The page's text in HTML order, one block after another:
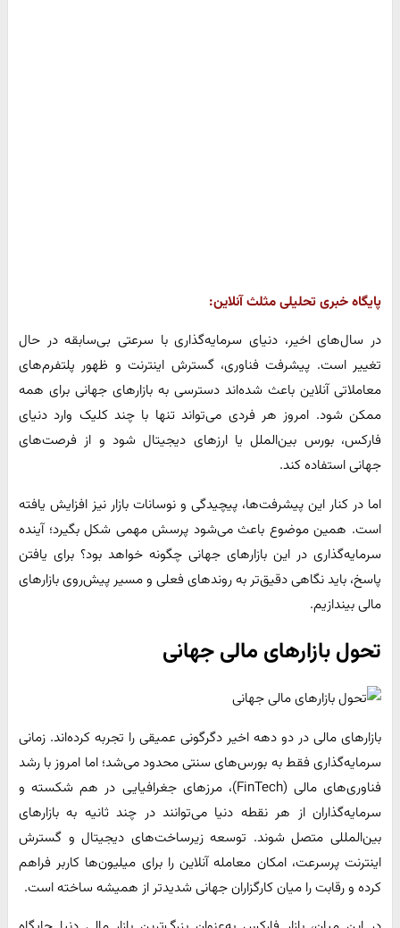
پایگاه خبری تحلیلی مثلث آنلاین:
در سال‌های اخیر، دنیای سرمایه‌گذاری با سرعتی بی‌سابقه در حال
تغییر است. پیشرفت فناوری، گسترش اینترنت و ظهور پلتفرم‌های
معاملاتی آنلاین باعث شده‌اند دسترسی به بازارهای جهانی برای همه
ممکن شود. امروز هر فردی می‌تواند تنها با چند کلیک وارد دنیای
فارکس، بورس بین‌الملل یا ارزهای دیجیتال شود و از فرصت‌های
جهانی استفاده کند.
اما در کنار این پیشرفت‌ها، پیچیدگی و نوسانات بازار نیز افزایش یافته
است. همین موضوع باعث می‌شود پرسش مهمی شکل بگیرد؛ آینده
سرمایه‌گذاری در این بازارهای جهانی چگونه خواهد بود؟ برای یافتن
پاسخ، باید نگاهی دقیق‌تر به روندهای فعلی و مسیر پیش‌روی بازارهای
مالی بیندازیم.
تحول بازارهای مالی جهانی
بازارهای مالی در دو دهه اخیر دگرگونی عمیقی را تجربه کرده‌اند. زمانی
سرمایه‌گذاری فقط به بورس‌های سنتی محدود می‌شد؛ اما امروز با رشد
فناوری‌های مالی (FinTech)، مرزهای جغرافیایی در هم شکسته و
سرمایه‌گذاران از هر نقطه دنیا می‌توانند در چند ثانیه به بازارهای
بین‌المللی متصل شوند. توسعه زیرساخت‌های دیجیتال و گسترش
اینترنت پرسرعت، امکان معامله آنلاین را برای میلیون‌ها کاربر فراهم
کرده و رقابت را میان کارگزاران جهانی شدیدتر از همیشه ساخته است.